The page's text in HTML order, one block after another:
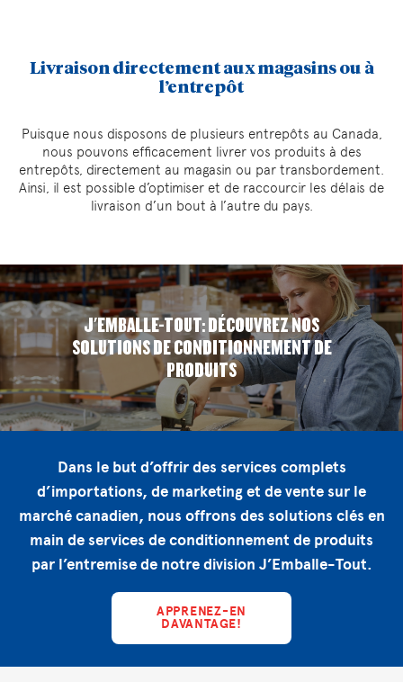
Livraison directement aux magasins ou à
l’entrepôt
Puisque nous disposons de plusieurs entrepôts au Canada,
nous pouvons efficacement livrer vos produits à des
entrepôts, directement au magasin ou par transbordement.
Ainsi, il est possible d’optimiser et de raccourcir les délais de
livraison d’un bout à l’autre du pays.
J'EMBALLE-TOUT: DÉCOUVREZ NOS
SOLUTIONS DE CONDITIONNEMENT DE
PRODUITS
Dans le but d’offrir des services complets
d’importations, de marketing et de vente sur le
marché canadien, nous offrons des solutions clés en
main de services de conditionnement de produits
par l’entremise de notre division J’Emballe-Tout.
APPRENEZ-EN
DAVANTAGE!